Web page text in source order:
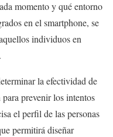
momento y qué entorno
en el smartphone, se
individuos en
la efectividad de
prevenir los intentos
el perfil de las personas
permitirá diseñar